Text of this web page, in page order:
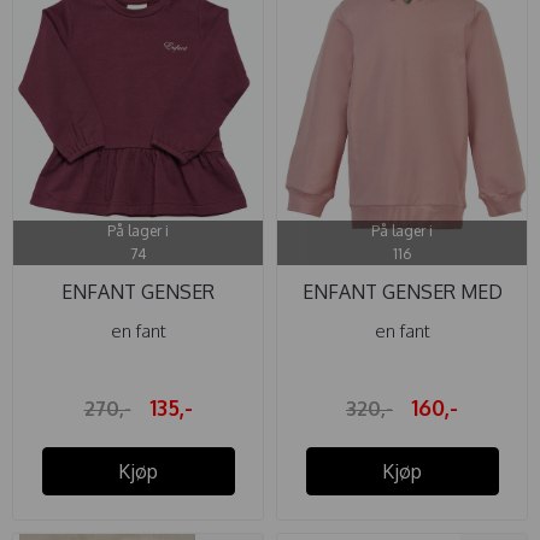
På lager i
74
ENFANT GENSER
BAMBUS VINEYARD ...
en fant
270,- 135,-
Kjøp
På lager i
116
ENFANT GENSER MED
HETTE MISTY ...
en fant
320,- 160,-
Kjøp